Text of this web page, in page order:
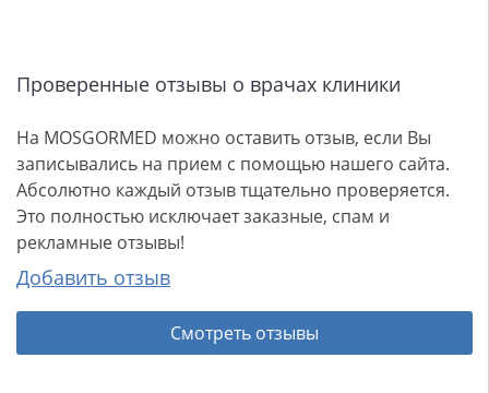
Проверенные отзывы о врачах клиники
На MOSGORMED можно оставить отзыв, если Вы
записывались на прием с помощью нашего сайта.
Абсолютно каждый отзыв тщательно проверяется.
Это полностью исключает заказные, спам и
рекламные отзывы!
Добавить отзыв
Смотреть отзывы